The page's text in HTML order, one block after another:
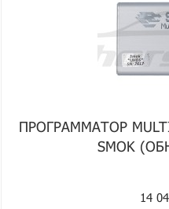
ПРОГРАММАТОР
SMOK
14